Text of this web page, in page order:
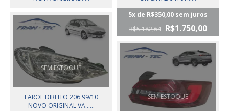
5x de R$350,00 sem juros
R$5.182,64 R$1.750,00
SEM ESTOQUE
FAROL DIREITO 206 99/10
NOVO ORIGINAL VA......
SEM ESTOQUE